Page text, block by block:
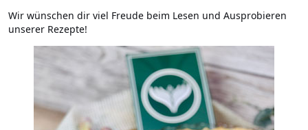
Wir wünschen dir viel Freude beim Lesen und Ausprobieren
unserer Rezepte!